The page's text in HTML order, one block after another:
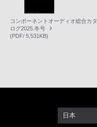
コンポーネントオーディオ総合カタ
ログ2025.冬号
(PDF/ 5,531KB)
日本